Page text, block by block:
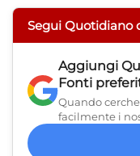
Segui Quotidiano
Aggiungi
Fonti
Quando
facilmente i